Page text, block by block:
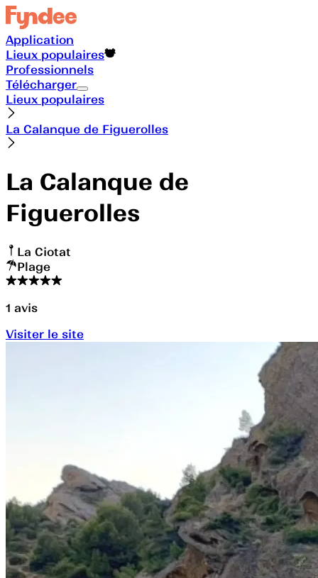
Application
Lieux populaires
Professionnels
Télécharger
Lieux populaires
La Calanque de Figuerolles
La Calanque de
Figuerolles
La Ciotat
Plage
1 avis
Visiter le site